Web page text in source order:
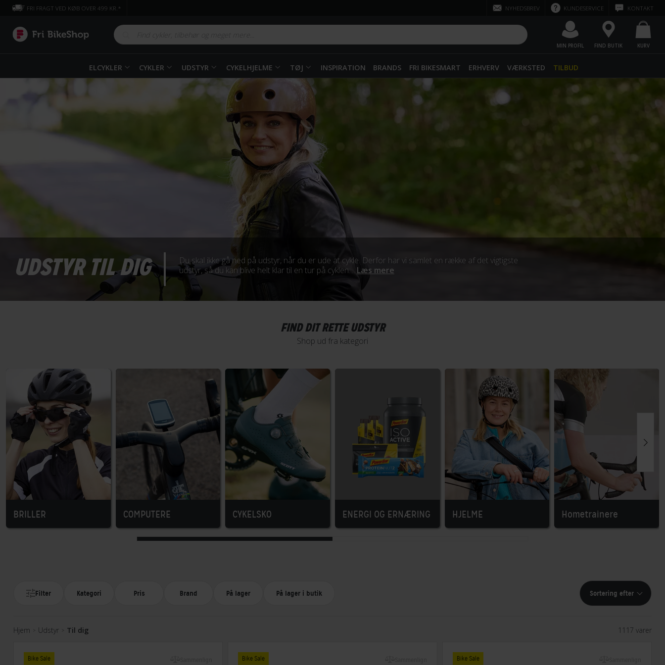
FRI FRAGT VED KØB OVER 499 KR.* NYHEDSBREV KUNDESERVICE KONTAKT
MIN PROFIL FIND BUTIK KURV
ELCYKLER CYKLER UDSTYR CYKELHJELME TØJ INSPIRATION BRANDS FRI BIKESMART ERHVERV VÆRKSTED TILBUD
UDSTYR TIL DIG
Du skal ikke gå ned på udstyr, når du er ude at cykle. Derfor har vi samlet en række af det vigtigste
udstyr, så du kan blive helt klar til en tur på cyklen.... Læs mere
FIND DIT RETTE UDSTYR
Shop ud fra kategori
BRILLER COMPUTERE CYKELSKO ENERGI OG ERNÆRING HJELME Hometrainere
Filter Kategori Pris Brand På lager På lager i butik Sortering efter
Hjem > Udstyr > Til dig 1117 varer
Bike Sale Bike Sale Bike Sale